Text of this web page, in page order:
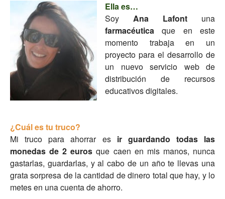
Ella es…
Soy Ana Lafont una
farmacéutica que en este
momento trabaja en un
proyecto para el desarrollo de
un nuevo servicio web de
distribución de recursos
educativos digitales.
¿Cuál es tu truco?
Mi truco para ahorrar es ir guardando todas las
monedas de 2 euros que caen en mis manos, nunca
gastarlas, guardarlas, y al cabo de un año te llevas una
grata sorpresa de la cantidad de dinero total que hay, y lo
metes en una cuenta de ahorro.